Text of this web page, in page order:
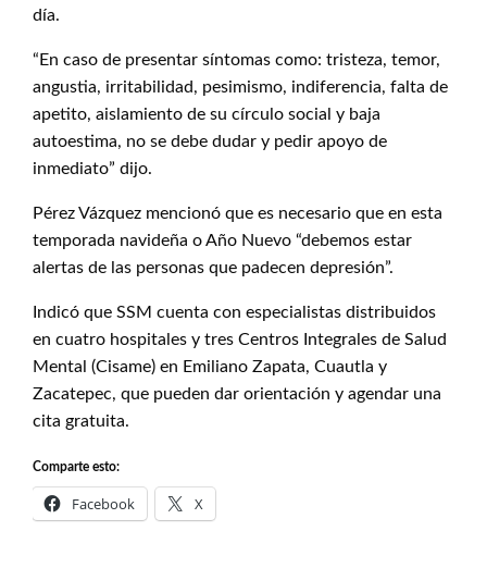
día.
“En caso de presentar síntomas como: tristeza, temor,
angustia, irritabilidad, pesimismo, indiferencia, falta de
apetito, aislamiento de su círculo social y baja
autoestima, no se debe dudar y pedir apoyo de
inmediato” dijo.
Pérez Vázquez mencionó que es necesario que en esta
temporada navideña o Año Nuevo “debemos estar
alertas de las personas que padecen depresión”.
Indicó que SSM cuenta con especialistas distribuidos
en cuatro hospitales y tres Centros Integrales de Salud
Mental (Cisame) en Emiliano Zapata, Cuautla y
Zacatepec, que pueden dar orientación y agendar una
cita gratuita.
Comparte esto:
Facebook X